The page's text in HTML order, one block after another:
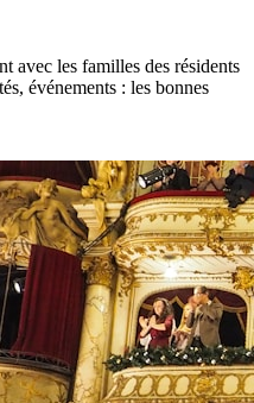
avec les familles des résidents
événements : les bonnes